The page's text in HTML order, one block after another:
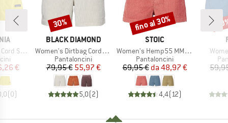
Shorts
prodotti
ridotto
€
(0)
MARCHIO
BLACK DIAMOND
Articolo
Women's Dirtbag Corduroy Shorts
Gruppo di prodotti
Pantaloncini
Prezzo
79,95 €Prezzo ridotto
55,97 €
5,0(2)
Sconto
30%
MARCHIO
STOIC
Articolo
Women's Hemp55 MMXX. Selja Cord Shorts
Gruppo di prodotti
Pantaloncini
Prezzo
69,95 € Prezzo ridotto
da 48,97 €
4,4( 12)
Sconto
fino al 30%